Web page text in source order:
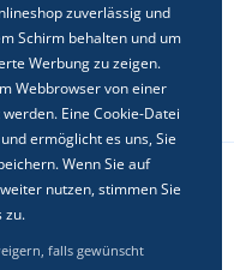
Netzwerken
zuverlässig und
Schirm behalten und um
Werbung zu zeigen.
Webbrowser von einer
Eine Cookie-Datei
ermöglicht es uns, Sie
Wenn Sie auf
nutzen, stimmen Sie
zu.
falls gewünscht